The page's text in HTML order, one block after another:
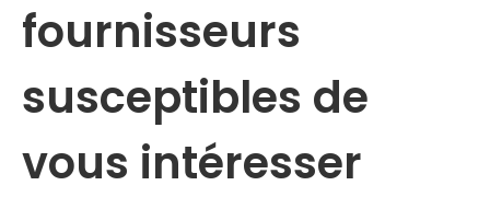
fournisseurs
susceptibles de
vous intéresser